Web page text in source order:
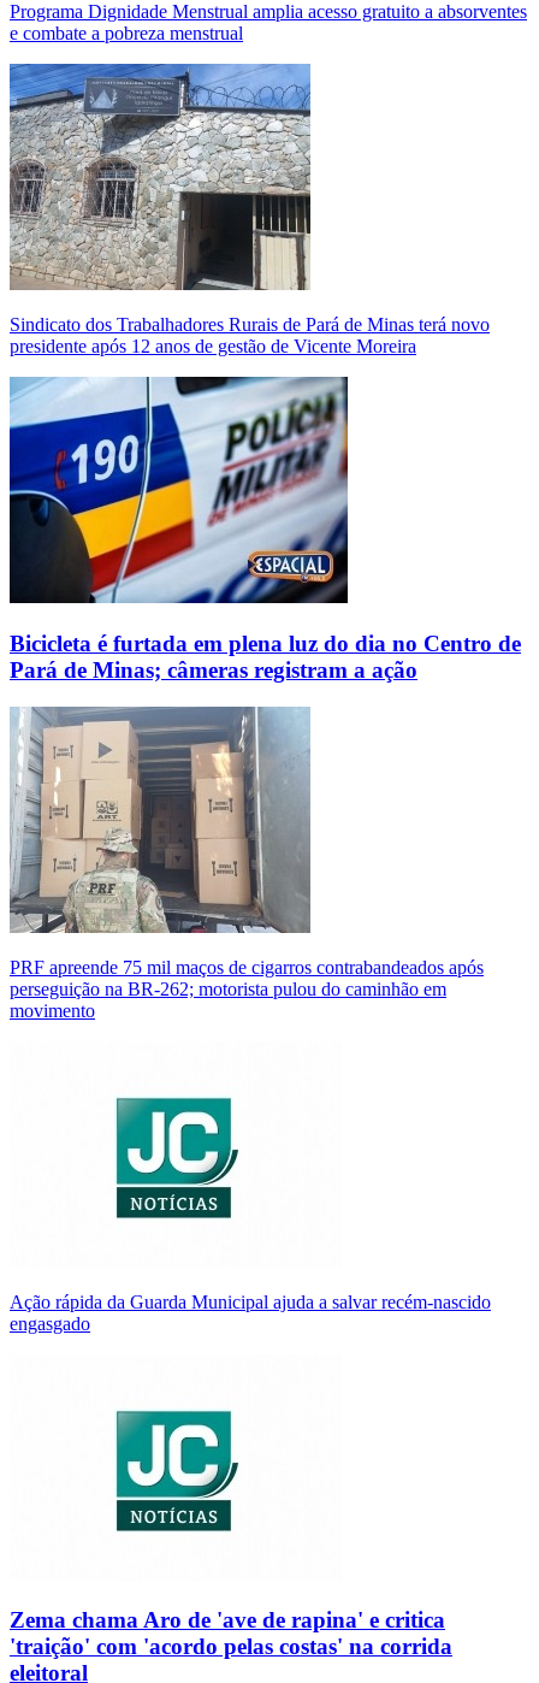
Programa Dignidade Menstrual amplia acesso gratuito a absorventes
e combate a pobreza menstrual
Sindicato dos Trabalhadores Rurais de Pará de Minas terá novo
presidente após 12 anos de gestão de Vicente Moreira
Bicicleta é furtada em plena luz do dia no Centro de
Pará de Minas; câmeras registram a ação
PRF apreende 75 mil maços de cigarros contrabandeados após
perseguição na BR-262; motorista pulou do caminhão em
movimento
Ação rápida da Guarda Municipal ajuda a salvar recém-nascido
engasgado
Zema chama Aro de 'ave de rapina' e critica
'traição' com 'acordo pelas costas' na corrida
eleitoral